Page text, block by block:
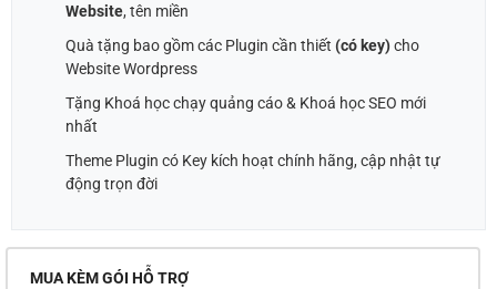
Website, tên miền
Quà tặng bao gồm các Plugin cần thiết (có key)cho
Website Wordpress
Tặng Khoá học chạy quảng cáo & Khoá học SEO mới
nhất
Theme Plugin có Key kích hoạt chính hãng, cập nhật tự
động trọn đời
MUA KÈM GÓI HỖ TRỢ